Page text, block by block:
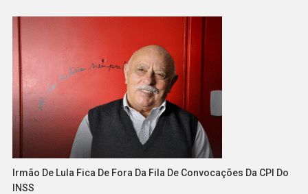
Irmão De Lula Fica De Fora Da Fila De Convocações Da CPI Do
INSS